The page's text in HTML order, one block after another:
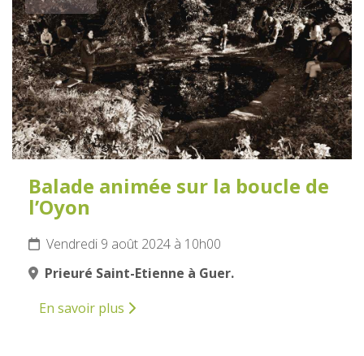
Balade animée sur la boucle de
l’Oyon
Vendredi 9 août 2024 à 10h00
Prieuré Saint-Etienne à Guer.
En savoir plus